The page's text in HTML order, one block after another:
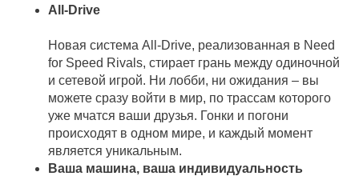
All-Drive
Новая система All-Drive, реализованная в Need
for Speed Rivals, стирает грань между одиночной
и сетевой игрой. Ни лобби, ни ожидания – вы
можете сразу войти в мир, по трассам которого
уже мчатся ваши друзья. Гонки и погони
происходят в одном мире, и каждый момент
является уникальным.
Ваша машина, ваша индивидуальность